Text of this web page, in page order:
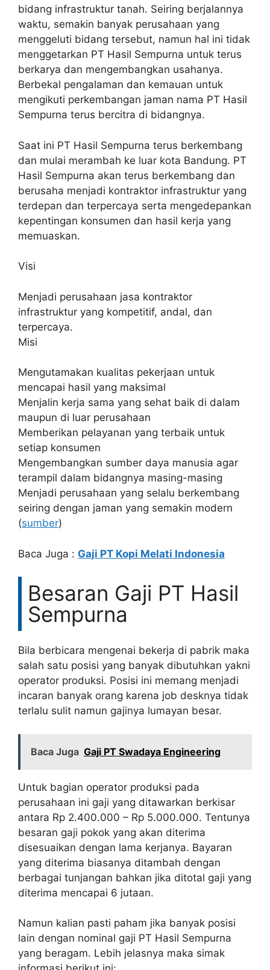
bidang infrastruktur tanah. Seiring berjalannya
waktu, semakin banyak perusahaan yang
menggeluti bidang tersebut, namun hal ini tidak
menggetarkan PT Hasil Sempurna untuk terus
berkarya dan mengembangkan usahanya.
Berbekal pengalaman dan kemauan untuk
mengikuti perkembangan jaman nama PT Hasil
Sempurna terus bercitra di bidangnya.
Saat ini PT Hasil Sempurna terus berkembang
dan mulai merambah ke luar kota Bandung. PT
Hasil Sempurna akan terus berkembang dan
berusaha menjadi kontraktor infrastruktur yang
terdepan dan terpercaya serta mengedepankan
kepentingan konsumen dan hasil kerja yang
memuaskan.
Visi
Menjadi perusahaan jasa kontraktor
infrastruktur yang kompetitif, andal, dan
terpercaya.
Misi
Mengutamakan kualitas pekerjaan untuk
mencapai hasil yang maksimal
Menjalin kerja sama yang sehat baik di dalam
maupun di luar perusahaan
Memberikan pelayanan yang terbaik untuk
setiap konsumen
Mengembangkan sumber daya manusia agar
terampil dalam bidangnya masing-masing
Menjadi perusahaan yang selalu berkembang
seiring dengan jaman yang semakin modern
(sumber)
Baca Juga : Gaji PT Kopi Melati Indonesia
Besaran Gaji PT Hasil
Sempurna
Bila berbicara mengenai bekerja di pabrik maka
salah satu posisi yang banyak dibutuhkan yakni
operator produksi. Posisi ini memang menjadi
incaran banyak orang karena job desknya tidak
terlalu sulit namun gajinya lumayan besar.
Baca Juga Gaji PT Swadaya Engineering
Untuk bagian operator produksi pada
perusahaan ini gaji yang ditawarkan berkisar
antara Rp 2.400.000 – Rp 5.000.000. Tentunya
besaran gaji pokok yang akan diterima
disesuaikan dengan lama kerjanya. Bayaran
yang diterima biasanya ditambah dengan
berbagai tunjangan bahkan jika ditotal gaji yang
diterima mencapai 6 jutaan.
Namun kalian pasti paham jika banyak posisi
lain dengan nominal gaji PT Hasil Sempurna
yang beragam. Lebih jelasnya maka simak